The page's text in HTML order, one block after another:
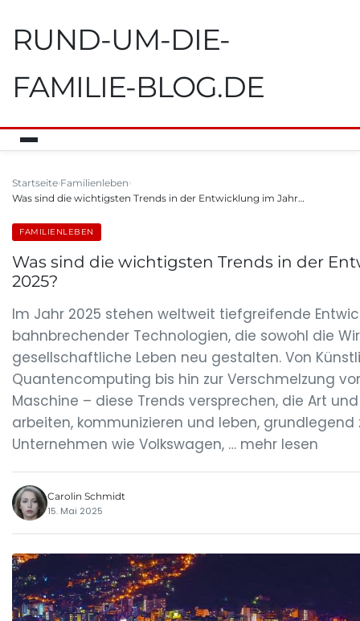
RUND-UM-DIE-
FAMILIE-BLOG.DE
Startseite Familienleben
Was sind die wichtigsten Trends in der Entwicklung im Jahr…
FAMILIENLEBEN
Was sind die wichtigsten Trends in der
2025?
Im Jahr 2025 stehen weltweit tiefgreifende
bahnbrechender Technologien, die sowohl die
gesellschaftliche Leben neu gestalten. Von
Quantencomputing bis hin zur Verschmelzung
Maschine – diese Trends versprechen, die Art
arbeiten, kommunizieren und leben, grundlegend
Unternehmen wie Volkswagen, … mehr lesen
Carolin Schmidt
15. Mai 2025